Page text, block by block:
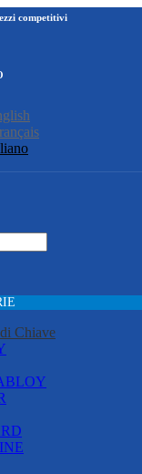
competitivi
Chiave